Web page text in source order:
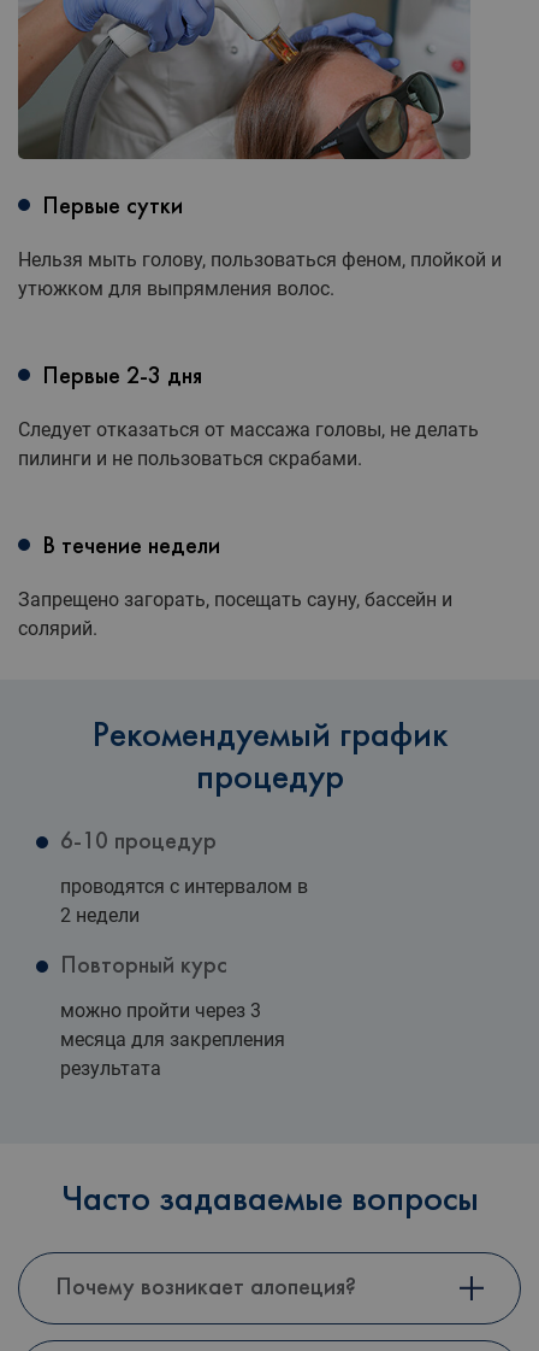
Первые сутки
Нельзя мыть голову, пользоваться феном, плойкой и
утюжком для выпрямления волос.
Первые 2-3 дня
Следует отказаться от массажа головы, не делать
пилинги и не пользоваться скрабами.
В течение недели
Запрещено загорать, посещать сауну, бассейн и
солярий.
Рекомендуемый график
процедур
6-10 процедур
проводятся с интервалом в
2 недели
Повторный курс
можно пройти через 3
месяца для закрепления
результата
Часто задаваемые вопросы
Почему возникает алопеция?